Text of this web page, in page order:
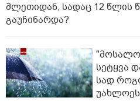
მლეთიდან, სადაც 12 წლის
გაუჩინარდა?
სეტყვა
სად